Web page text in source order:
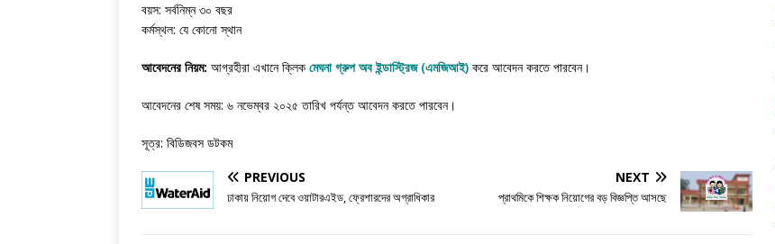
বয়স: সর্বনিম্ন ৩০ বছর
কর্মস্থল: যে কোনো স্থান
আবেদনের নিয়ম: আগ্রহীরা এখানে ক্লিক মেঘনা গ্রুপ অব ইন্ডাস্ট্রিজ (এমজিআই) করে আবেদন করতে পারবেন।
আবেদনের শেষ সময়: ৬ নভেম্বর ২০২৫ তারিখ পর্যন্ত আবেদন করতে পারবেন।
সূত্র: বিডিজবস ডটকম
PREVIOUS
ঢাকায় নিয়োগ দেবে ওয়াটারএইড, ফ্রেশারদের অগ্রাধিকার
NEXT
প্রাথমিকে শিক্ষক নিয়োগের বড় বিজ্ঞপ্তি আসছে